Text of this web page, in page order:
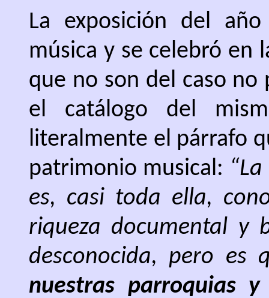
La exposición del
música y se celebró en
que no son del caso no
el catálogo del
literalmente el párrafo
patrimonio musical:
es, casi toda ella,
riqueza documental y
desconocida, pero es
nuestras parroquias